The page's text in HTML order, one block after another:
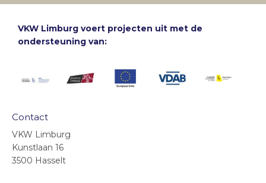
VKW Limburg voert projecten uit met de
ondersteuning van:
Contact
VKW Limburg
Kunstlaan 16
3500 Hasselt